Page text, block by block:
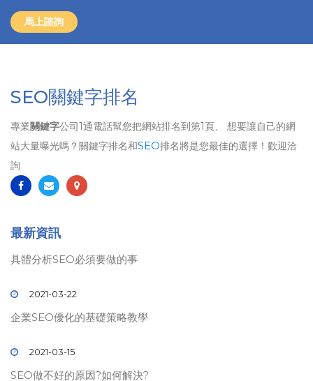
馬上諮詢
SEO關鍵字排名
專業關鍵字公司1通電話幫您把網站排名到第1頁、 想要讓自己的網
站大量曝光嗎？關鍵字排名和SEO排名將是您最佳的選擇！歡迎洽
詢
最新資訊
具體分析SEO必須要做的事
2021-03-22
企業SEO優化的基礎策略教學
2021-03-15
SEO做不好的原因?如何解決?